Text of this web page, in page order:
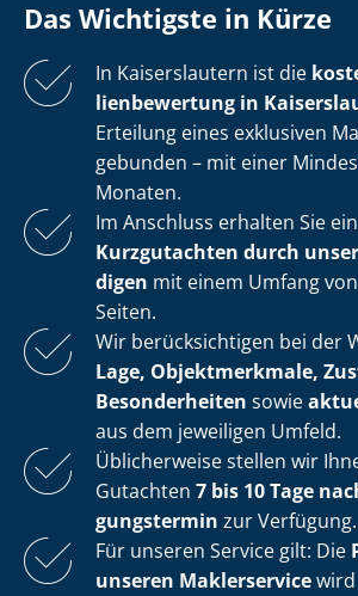
Das Wichtigste in Kürze
In Kaiserslautern ist die
li­en­be­wer­tung in
Erteilung eines exklusiven
gebunden – mit einer
Monaten.
Im Anschluss erhalten Sie ein
Kurzgutachten durch
di­gen mit einem Umfang
Seiten.
Wir berücksichtigen bei der
Lage, Objektmerkmale,
Besonderheiten sowie
aus dem jeweiligen Umfeld.
Üblicherweise stellen wir
Gutachten 7 bis 10 Tage
gungs­ter­min zur Verfügung.
Für unseren Service gilt: Die
unseren Maklerservice